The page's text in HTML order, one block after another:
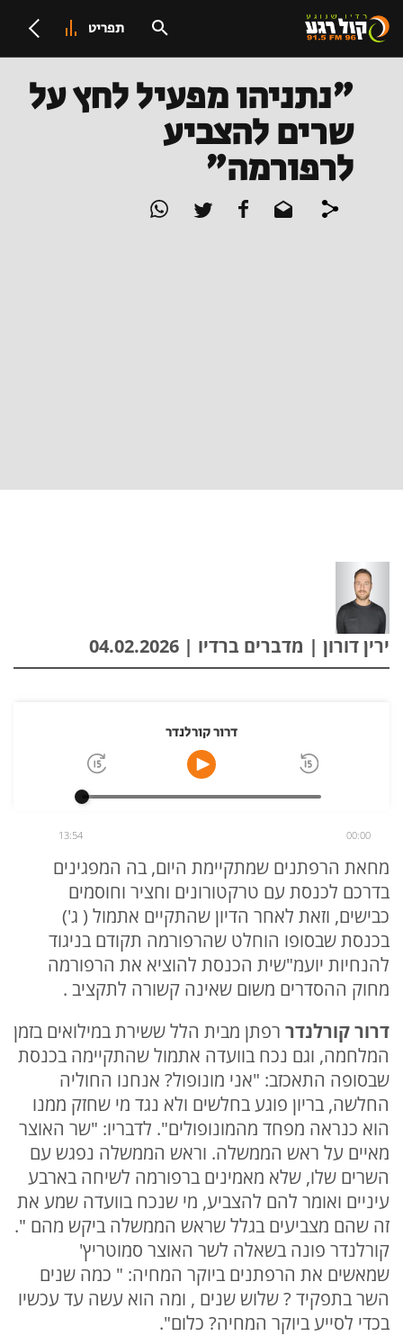
תפריט
"נתניהו מפעיל לחץ על
שרים להצביע
לרפורמה"
ירין דורון | מדברים ברדיו | 04.02.2026
דרור קורלנדר
00:00
13:54
מחאת הרפתנים שמתקיימת היום, בה המפגינים
בדרכם לכנסת עם טרקטורונים וחציר וחוסמים
כבישים, וזאת לאחר הדיון שהתקיים אתמול ( ג')
בכנסת שבסופו הוחלט שהרפורמה תקודם בניגוד
להנחיות יועמ"שית הכנסת להוציא את הרפורמה
מחוק ההסדרים משום שאינה קשורה לתקציב .
דרור קורלנדר רפתן מבית הלל ששירת במילואים בזמן
המלחמה, וגם נכח בוועדה אתמול שהתקיימה בכנסת
שבסופה התאכזב: "אני מונופול? אנחנו החוליה
החלשה, בריון פוגע בחלשים ולא נגד מי שחזק ממנו
הוא כנראה מפחד מהמונופולים". לדבריו: "שר האוצר
מאיים על ראש הממשלה. וראש הממשלה נפגש עם
השרים שלו, שלא מאמינים ברפורמה לשיחה בארבע
עיניים ואומר להם להצביע, מי שנכח בוועדה שמע את
זה שהם מצביעים בגלל שראש הממשלה ביקש מהם ".
קורלנדר פונה בשאלה לשר האוצר סמוטריץ'
שמאשים את הרפתנים ביוקר המחיה: " כמה שנים
השר בתפקיד ? שלוש שנים , ומה הוא עשה עד עכשיו
בכדי לסייע ביוקר המחיה? כלום".